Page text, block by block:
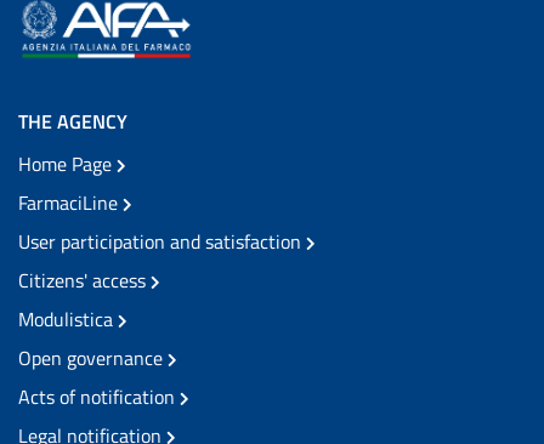
THE AGENCY
Home Page
FarmaciLine
User participation and satisfaction
Citizens' access
Modulistica
Open governance
Acts of notification
Legal notification